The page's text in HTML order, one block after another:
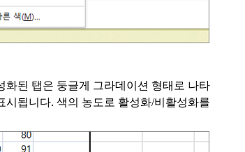
화된 탭은 둥글게 그라데이션 형태로 나타
시됩니다. 색의 농도로 활성화/비활성화를